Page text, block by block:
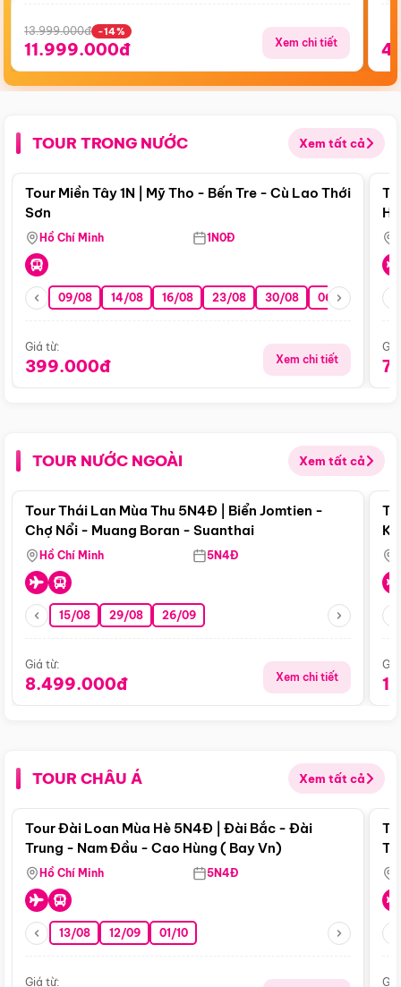
13.999.000đ -14%
11.999.000đ Xem chi tiết
TOUR TRONG NƯỚC Xem tất cả
Điểm nổi bật
Tour Miền Tây 1N | Mỹ Tho - Bến Tre - Cù Lao Thới
Sơn
Hồ Chí Minh 1N0Đ
09/08 14/08 16/08 23/08 30/08 06/09 13/09
Giá từ:
399.000đ Xem chi tiết
TOUR NƯỚC NGOÀI Xem tất cả
Điểm nổi bật
Tour Thái Lan Mùa Thu 5N4Đ | Biển Jomtien -
Chợ Nổi - Muang Boran - Suanthai
Hồ Chí Minh 5N4Đ
15/08 29/08 26/09
Giá từ:
8.499.000đ Xem chi tiết
TOUR CHÂU Á Xem tất cả
Điểm nổi bật
Tour Đài Loan Mùa Hè 5N4Đ | Đài Bắc - Đài
Trung - Nam Đầu - Cao Hùng ( Bay Vn)
Hồ Chí Minh 5N4Đ
13/08 12/09 01/10
Giá từ: